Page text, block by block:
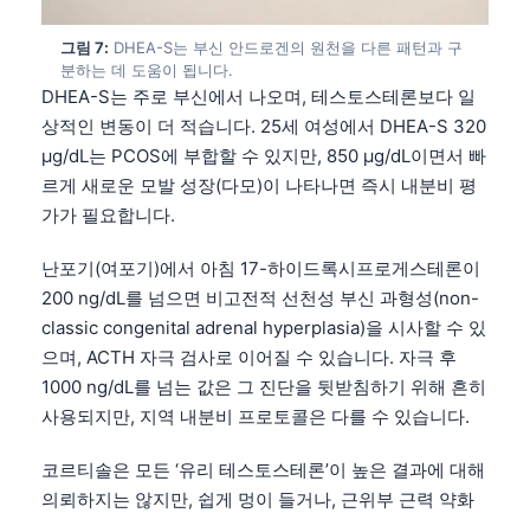
그림 7: DHEA-S는 부신 안드로겐의 원천을 다른 패턴과 구
분하는 데 도움이 됩니다.
DHEA-S는 주로 부신에서 나오며, 테스토스테론보다 일
상적인 변동이 더 적습니다. 25세 여성에서 DHEA-S 320
µg/dL는 PCOS에 부합할 수 있지만, 850 µg/dL이면서 빠
르게 새로운 모발 성장(다모)이 나타나면 즉시 내분비 평
가가 필요합니다.
난포기(여포기)에서 아침 17-하이드록시프로게스테론이
200 ng/dL를 넘으면 비고전적 선천성 부신 과형성(non-
classic congenital adrenal hyperplasia)을 시사할 수 있
으며, ACTH 자극 검사로 이어질 수 있습니다. 자극 후
1000 ng/dL를 넘는 값은 그 진단을 뒷받침하기 위해 흔히
사용되지만, 지역 내분비 프로토콜은 다를 수 있습니다.
코르티솔은 모든 ‘유리 테스토스테론’이 높은 결과에 대해
의뢰하지는 않지만, 쉽게 멍이 들거나, 근위부 근력 약화
ພາສາລາວ
Basa Jawa
Cebuano
ئۇيغۇرچە
Татар теле
Беларуская мова
Esperanto
Frysk
Ślōnskŏ gŏdka